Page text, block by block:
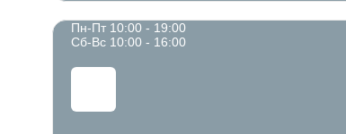
Пн-Пт 10:00 - 19:00
Сб-Вс 10:00 - 16:00